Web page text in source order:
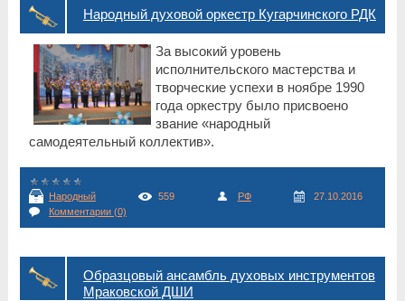
Народный духовой оркестр Кугарчинского РДК
За высокий уровень
исполнительского мастерства и
творческие успехи в ноябре 1990
года оркестру было присвоено
звание «народный
самодеятельный коллектив».
Народный 559 РФ
27.10.2016
Комментарии (0)
Образцовый ансамбль духовых инструментов
Мраковской ДШИ